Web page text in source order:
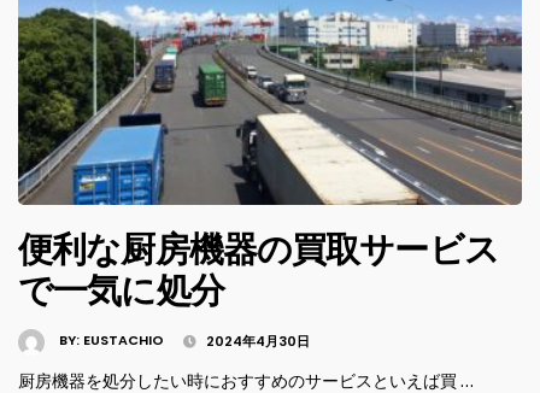
便利な厨房機器の買取サービス
で一気に処分
BY: EUSTACHIO 2024年4月30日
厨房機器を処分したい時におすすめのサービスといえば買 …